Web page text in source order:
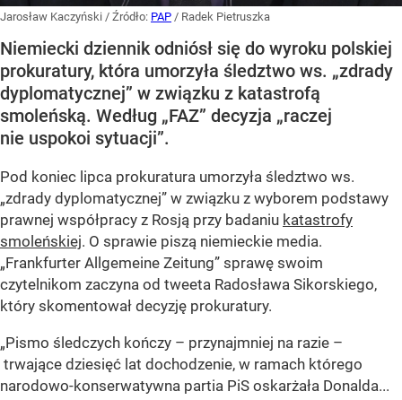
Jarosław Kaczyński / Źródło: PAP / Radek Pietruszka
Niemiecki dziennik odniósł się do wyroku polskiej
prokuratury, która umorzyła śledztwo ws. „zdrady
dyplomatycznej” w związku z katastrofą
smoleńską. Według „FAZ” decyzja „raczej
nie uspokoi sytuacji”.
Pod koniec lipca prokuratura umorzyła śledztwo ws.
„zdrady dyplomatycznej” w związku z wyborem podstawy
prawnej współpracy z Rosją przy badaniu katastrofy
smoleńskiej. O sprawie piszą niemieckie media.
„Frankfurter Allgemeine Zeitung” sprawę swoim
czytelnikom zaczyna od tweeta Radosława Sikorskiego,
który skomentował decyzję prokuratury.
„Pismo śledczych kończy – przynajmniej na razie –
trwające dziesięć lat dochodzenie, w ramach którego
narodowo-konserwatywna partia PiS oskarżała Donalda...